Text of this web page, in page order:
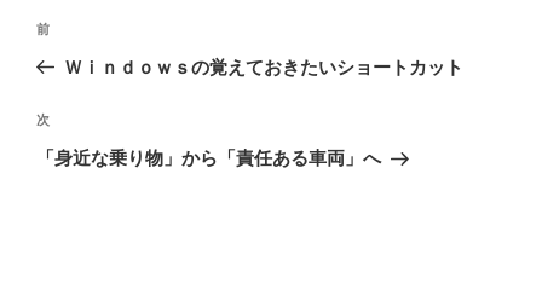
投
ビ
ゲ
前
の
稿
前
Ｗｉｎｄｏｗｓの覚えておきたいショートカット
次
の
次
「身近な乗り物」から「責任ある車両」へ